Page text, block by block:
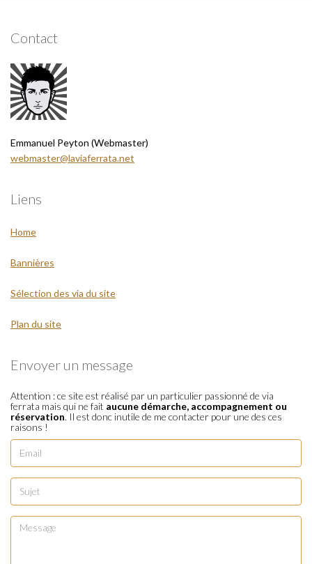
Contact
Emmanuel Peyton (Webmaster)
webmaster@laviaferrata.net
Liens
Home
Bannières
Sélection des via du site
Plan du site
Envoyer un message
Attention : ce site est réalisé par un particulier passionné de via
ferrata mais qui ne fait aucune démarche, accompagnement ou
réservation. Il est donc inutile de me contacter pour une des ces
raisons !